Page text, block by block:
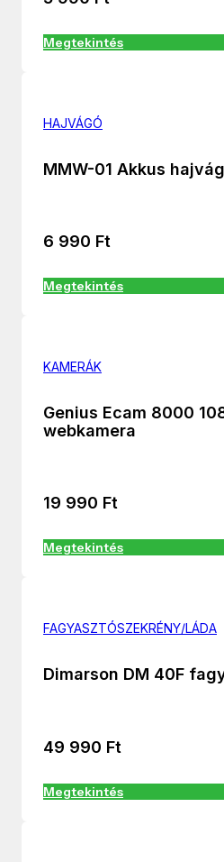
Megtekintés
HAJVÁGÓ
MMW-01 Akkus
6 990 Ft
Megtekintés
KAMERÁK
Genius Ecam 8000
webkamera
19 990 Ft
Megtekintés
FAGYASZTÓSZEKRÉNY/LÁDA
Dimarson DM 40F
49 990 Ft
Megtekintés